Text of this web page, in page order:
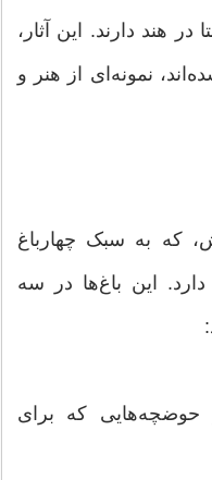
در هند دارند. این آثار،
نمونه‌ای از هنر و
که به سبک چهارباغ
این باغ‌ها در سه
حوضچه‌هایی که برای